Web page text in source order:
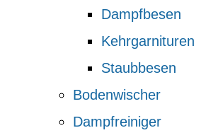
Dampfbesen
Kehrgarnituren
Staubbesen
Bodenwischer
Dampfreiniger